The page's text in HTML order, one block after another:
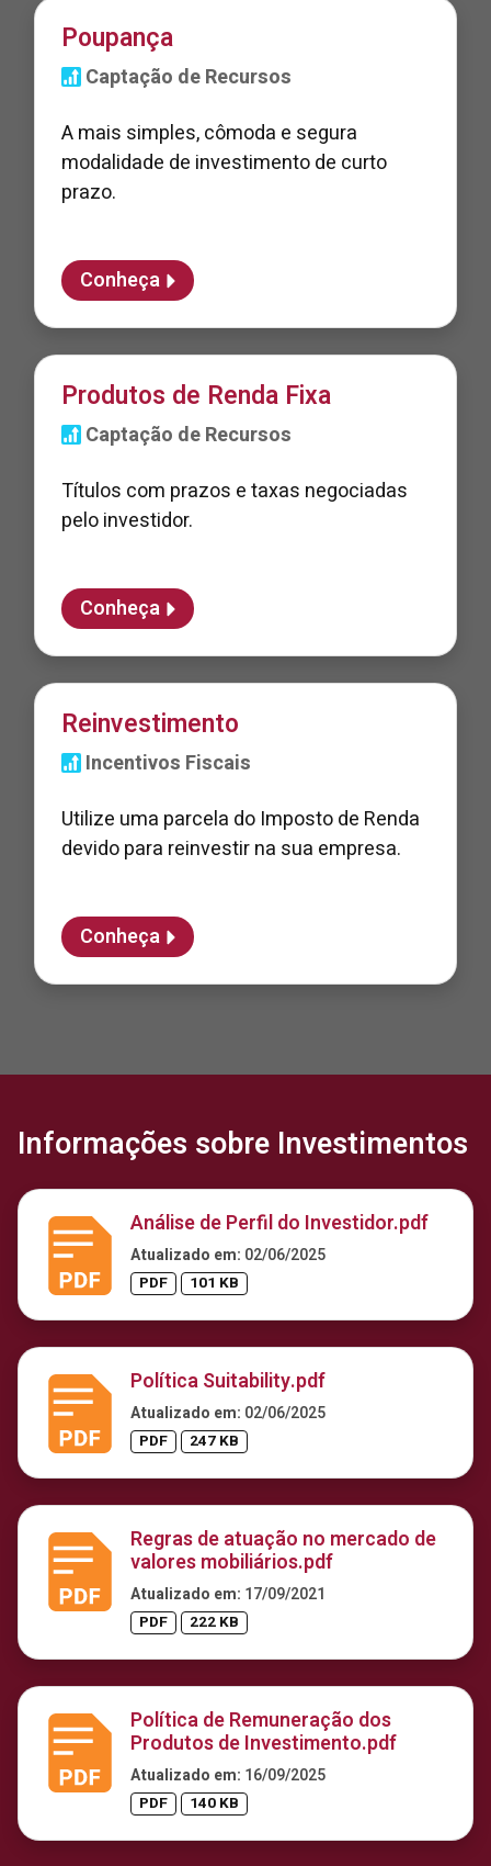
Poupança
Captação de Recursos
A mais simples, cômoda e segura
modalidade de investimento de curto
prazo.
Conheça
Produtos de Renda Fixa
Captação de Recursos
Títulos com prazos e taxas negociadas
pelo investidor.
Conheça
Reinvestimento
Incentivos Fiscais
Utilize uma parcela do Imposto de Renda
devido para reinvestir na sua empresa.
Conheça
Informações sobre Investimentos
Análise de Perfil do Investidor.pdf
Atualizado em: 02/06/2025
PDF 101 KB
Política Suitability.pdf
Atualizado em: 02/06/2025
PDF 247 KB
Regras de atuação no mercado de
valores mobiliários.pdf
Atualizado em: 17/09/2021
PDF 222 KB
Política de Remuneração dos
Produtos de Investimento.pdf
Atualizado em: 16/09/2025
PDF 140 KB